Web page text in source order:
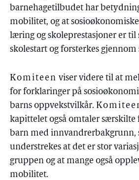
barnehagetilbudet har
mobilitet, og at
læring og skoleprestasjoner er til
skolestart og forsterkes gjennom
Komiteen viser videre til at
for forklaringer på
barns oppvekstvilkår.
kapittelet også omtaler
barn med innvandrerbakgrunn,
understrekes at det er stor
gruppen og at mange også
mobilitet.